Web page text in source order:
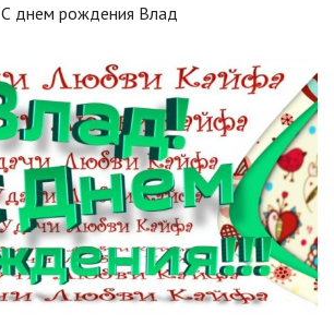
С днем рождения Влад